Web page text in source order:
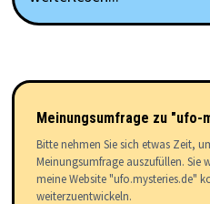
Meinungsumfrage zu "ufo-
Bitte nehmen Sie sich etwas Zeit,
Meinungsumfrage auszufüllen. Sie
meine Website "ufo.mysteries.de"
weiterzuentwickeln.